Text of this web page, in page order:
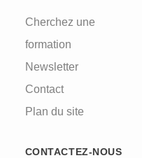
Cherchez une
formation
Newsletter
Contact
Plan du site
CONTACTEZ-NOUS